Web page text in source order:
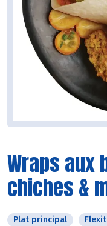
Wraps aux
chiches &
Plat principal